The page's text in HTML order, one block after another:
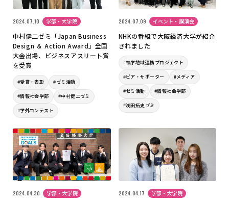
2024.07.10 学部・大学院
中村健二ゼミ「Japan Business
Design ＆ Action Award」全国
大会出場、ビジネスアスリート賞
を受賞
#受賞・表彰 #ゼミ活動
#情報社会学部 #中村健二ゼミ
#学外コンテスト
2024.07.09 イベント・講演会
NHKの番組で大阪経済大学が紹介
されました
#福学地域連携プロジェクト
#ピア・サポーター #メディア
#ゼミ活動 #情報社会学部
#浅田拓史ゼミ
2024.04.30 学部・大学院 2024.04.17 学部・大学院